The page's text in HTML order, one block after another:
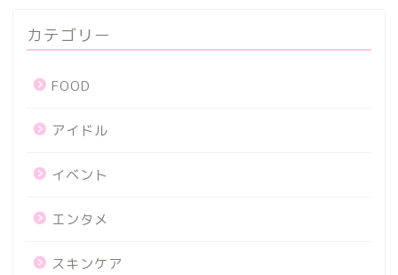
カテゴリー
FOOD
アイドル
イベント
エンタメ
スキンケア